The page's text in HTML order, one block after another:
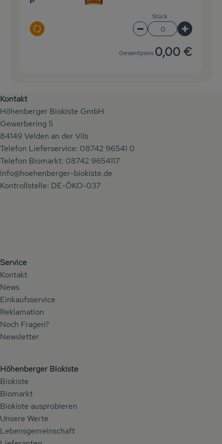
Auswahl ändern
Stück
Artikelanzahl
Gesamtpreis:0,00 €
Kontakt
Höhenberger Biokiste GmbH
Gewerbering 5
84149 Velden an der Vils
Telefon Lieferservice: 08742 96541 0
Telefon Biomarkt: 08742 9654117
info@hoehenberger-biokiste.de
Kontrollstelle: DE-ÖKO-037
Service
Kontakt
News
Einkaufsservice
Reklamation
Noch Fragen?
Newsletter
Höhenberger Biokiste
Biokiste
Biomarkt
Biokiste ausprobieren
Unsere Werte
Lebensgemeinschaft